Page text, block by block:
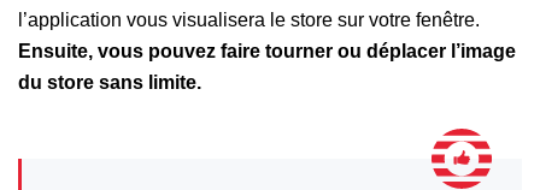
l’application vous visualisera le store sur votre fenêtre.
Ensuite, vous pouvez faire tourner ou déplacer l’image
du store sans limite.